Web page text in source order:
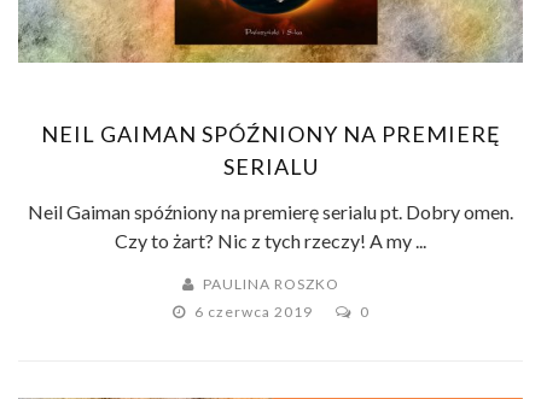
NEIL GAIMAN SPÓŹNIONY NA PREMIERĘ
SERIALU
Neil Gaiman spóźniony na premierę serialu pt. Dobry omen.
Czy to żart? Nic z tych rzeczy! A my ...
PAULINA ROSZKO
6 czerwca 2019
0